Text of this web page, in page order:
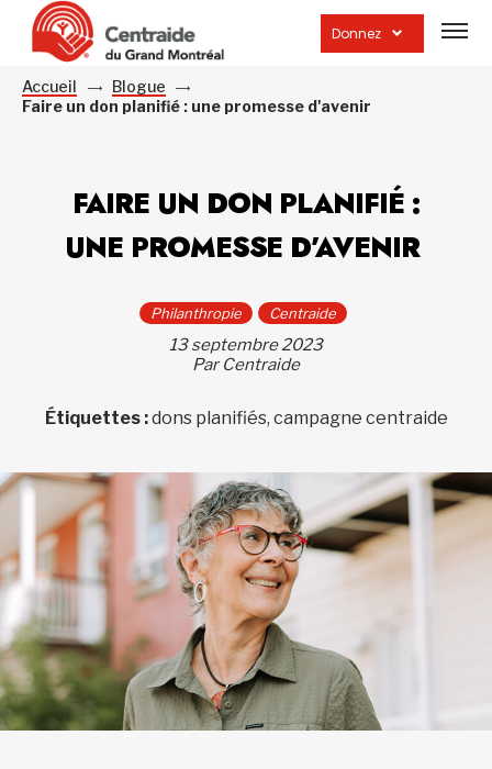
Donnez
la
Accueil
Blogue
Faire un don planifié : une promesse d'avenir
FAIRE UN DON PLANIFIÉ :
UNE PROMESSE D’AVENIR
Philanthropie Centraide
13 septembre 2023
Par Centraide
Étiquettes :dons planifiés, campagne centraide